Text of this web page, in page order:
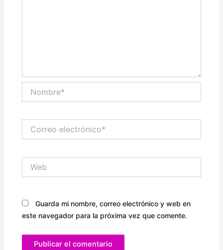
electrónico*
Guarda mi nombre, correo electrónico y web en
este navegador para la próxima vez que comente.